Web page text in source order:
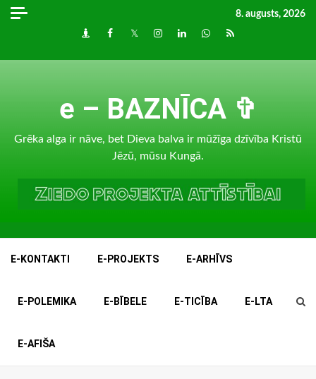
Skip
8. augusts, 2026
DraugiemFacebook
TwitterInstagram
LinkedInwhatsapp
RSS
e – BAZNĪCA ✞
Grēka alga ir nāve, bet Dieva balva ir mūžīga dzīvība Kristū
Jēzū, mūsu Kungā.
E-KONTAKTI E-PROJEKTS E-ARHĪVS
E-POLEMIKA E-BĪBELE E-TICĪBA E-LTA
E-AFIŠA